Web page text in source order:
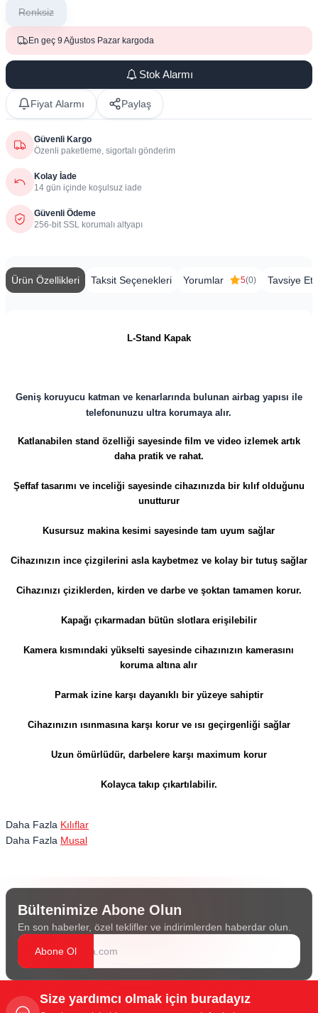
Renksiz
En geç 9 Ağustos Pazar kargoda
Stok Alarmı
Fiyat Alarmı Paylaş
Güvenli Kargo
Özenli paketleme, sigortalı gönderim
Kolay İade
14 gün içinde koşulsuz iade
Güvenli Ödeme
256-bit SSL korumalı altyapı
Ürün Özellikleri Taksit Seçenekleri Yorumlar 5(0) Tavsiye Et
L-Stand Kapak
Geniş koruyucu katman ve kenarlarında bulunan airbag yapısı ile
telefonunuzu ultra korumaya alır.
Katlanabilen stand özelliği sayesinde film ve video izlemek artık
daha pratik ve rahat.
Şeffaf tasarımı ve inceliği sayesinde cihazınızda bir kılıf olduğunu
unutturur
Kusursuz makina kesimi sayesinde tam uyum sağlar
Cihazınızın ince çizgilerini asla kaybetmez ve kolay bir tutuş sağlar
Cihazınızı çiziklerden, kirden ve darbe ve şoktan tamamen korur.
Kapağı çıkarmadan bütün slotlara erişilebilir
Kamera kısmındaki yükselti sayesinde cihazınızın kamerasını
koruma altına alır
Parmak izine karşı dayanıklı bir yüzeye sahiptir
Cihazınızın ısınmasına karşı korur ve ısı geçirgenliği sağlar
Uzun ömürlüdür, darbelere karşı maximum korur
Kolayca takıp çıkartılabilir.
Daha Fazla Kılıflar
Daha Fazla Musal
Bültenimize Abone Olun
En son haberler, özel teklifler ve indirimlerden haberdar olun.
Abone Ol
Size yardımcı olmak için buradayız